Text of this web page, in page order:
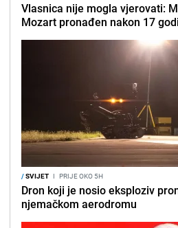
Vlasnica nije mogla vjerovati:
Mozart pronađen nakon 17
/SVIJET I PRIJE OKO 5H
Dron koji je nosio eksploziv
njemačkom aerodromu